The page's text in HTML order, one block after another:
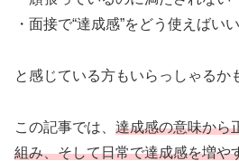
・面接で“達成感”をどう使えばい
と感じている方もいらっしゃるか
この記事では、 達成感の意味から
組み、そして日常で達成感を増や